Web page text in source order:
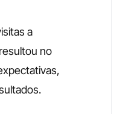
a
no